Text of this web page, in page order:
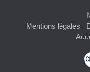
Mentions légales